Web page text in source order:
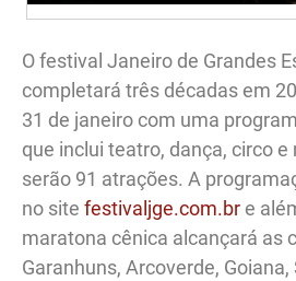
O festival Janeiro de Grandes
completará três décadas em
31 de janeiro com uma
que inclui teatro, dança, circo
serão 91 atrações. A
no site festivaljge.com.br e
maratona cênica alcançará as
Garanhuns, Arcoverde, Goiana,